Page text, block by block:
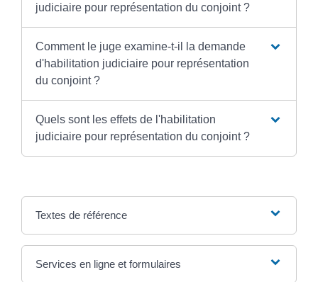
judiciaire pour représentation du conjoint ?
Comment le juge examine-t-il la demande
d'habilitation judiciaire pour représentation
du conjoint ?
Quels sont les effets de l'habilitation
judiciaire pour représentation du conjoint ?
Textes de référence
Services en ligne et formulaires